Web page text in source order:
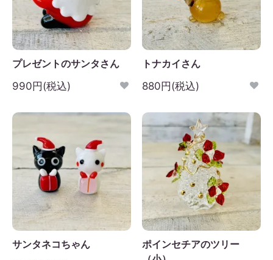
プレゼントのサンタさん
990円(税込)
トナカイさん
880円(税込)
サンタネコちゃん
ポインセチアのツリー